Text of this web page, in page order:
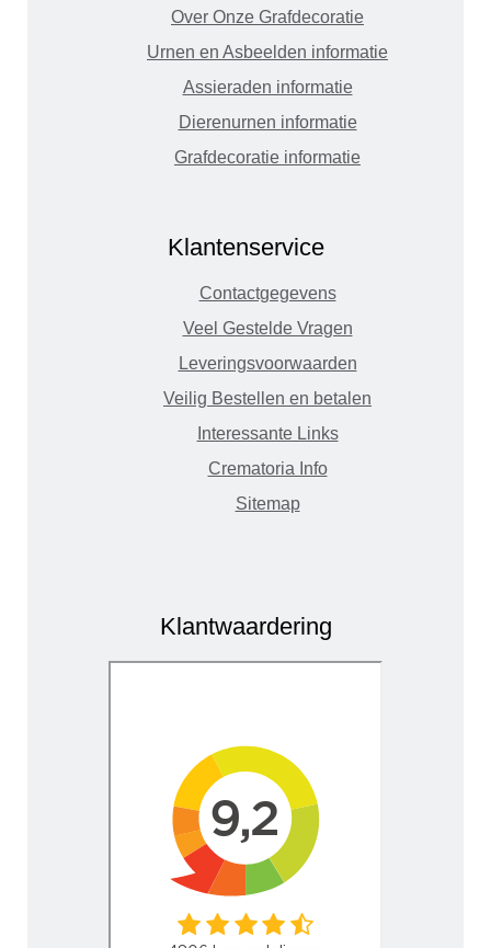
Over Onze Grafdecoratie
Urnen en Asbeelden informatie
Assieraden informatie
Dierenurnen informatie
Grafdecoratie informatie
Klantenservice
Contactgegevens
Veel Gestelde Vragen
Leveringsvoorwaarden
Veilig Bestellen en betalen
Interessante Links
Crematoria Info
Sitemap
Klantwaardering